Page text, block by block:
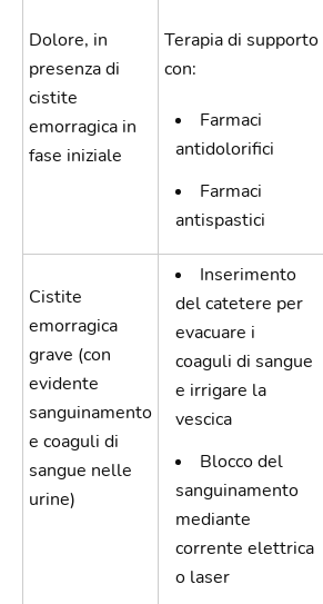
Dolore, in
presenza di
cistite
emorragica in
fase iniziale
Terapia di supporto
con:
Farmaci
antidolorifici
Farmaci
antispastici
Cistite
emorragica
grave (con
evidente
sanguinamento
e coaguli di
sangue nelle
urine)
Inserimento
del catetere per
evacuare i
coaguli di sangue
e irrigare la
vescica
Blocco del
sanguinamento
mediante
corrente elettrica
o laser